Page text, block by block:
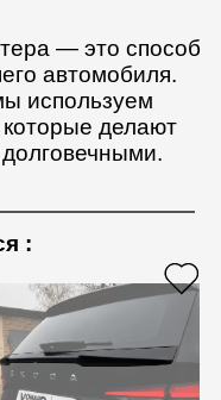
— это способ
автомобиля.
используем
делают
: